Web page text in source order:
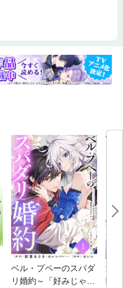
ベル・プペーのスパダ
リ婚約～「好みじゃな
淡
時